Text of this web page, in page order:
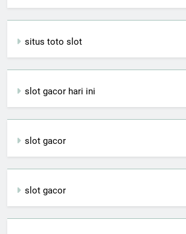
situs toto slot
slot gacor hari ini
slot gacor
slot gacor